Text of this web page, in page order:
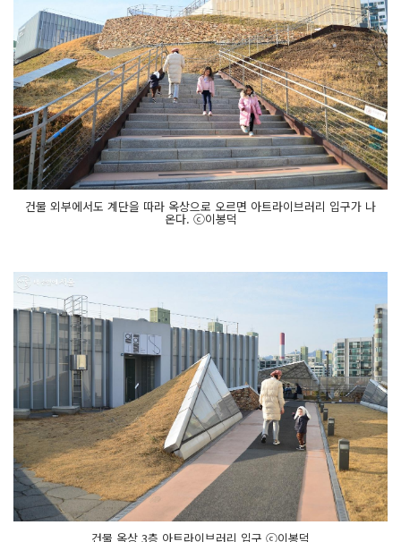
건물 외부에서도 계단을 따라 옥상으로 오르면 아트라이브러리 입구가 나
온다. ⓒ이봉덕
건물 옥상 3층 아트라이브러리 입구 ⓒ이봉덕